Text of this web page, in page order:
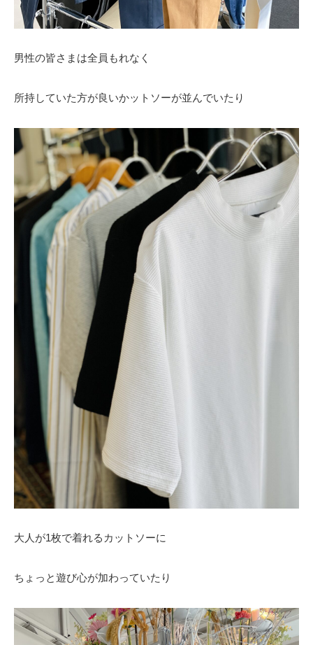
男性の皆さまは全員もれなく
所持していた方が良いかットソーが並んでいたり
大人が1枚で着れるカットソーに
ちょっと遊び心が加わっていたり